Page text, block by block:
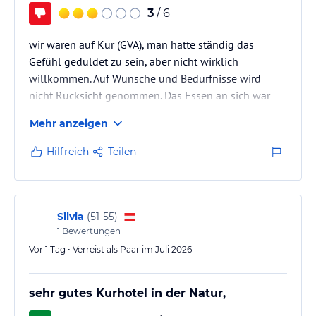
Wellness & SPA: Hallenbad und ganzjährig beheiztes
Außenschwimmbecken | Whirlpool | Finnische Sauna (Panorama-
Zirben-Salzstein-Sauna) | Bio-Sauna (Panorama-Altholz-Sauna) |
Beauty Lounge - Jetzt NEU im Vivea Gesundheitshotel Bad Bleiberg
mit Dr. Spiller Kosmetikanwendungen und –produkten.
Hinweis: Allgemeine und unverbindliche
ohne Gewähr und ohne Prüfung durch HolidayCheck. Bitte
jeweiligen Veranstalters.
3 / 6
wir waren auf Kur (GVA), man hatte ständig das
Gefühl geduldet zu sein, aber nicht wirklich
willkommen. Auf Wünsche und Bedürfnisse wird
nicht Rücksicht genommen. Das Essen an sich war
Einige Angestellte sind sehr freundlich und bemüht,
was aber den Gesamteindruck nicht wirklich ändert.
Mehr anzeigen
Hilfreich Teilen
Silvia (51-55)
1 Bewertungen
Vor 1 Tag • Verreist als Paar im Juli 2026
sehr gutes Kurhotel in der Natur,